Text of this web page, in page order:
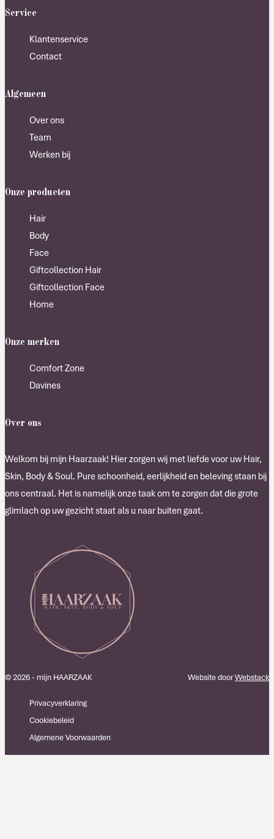
Service
Klantenservice
Contact
Algemeen
Over ons
Team
Werken bij
Onze producten
Hair
Body
Face
Giftcollection Hair
Giftcollection Face
Home
Onze merken
Comfort Zone
Davines
Over ons
Welkom bij mijn Haarzaak! Hier zorgen wij met liefde voor uw Hair,
Skin, Body & Soul. Pure schoonheid, eerlijkheid en beleving staan bij
ons centraal. Het is namelijk onze taak om te zorgen dat die grote
glimlach op uw gezicht staat als u naar buiten gaat.
© 2026 - mijn HAARZAAK
Privacyverklaring
Cookiebeleid
Algemene Voorwaarden
Website doorWebstack